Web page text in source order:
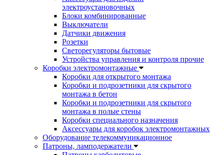
электроустановочных
Блоки комбинированные
Выключатели
Датчики движения
Розетки
Светорегуляторы бытовые
Устройства управления и контроля прочие
Коробки электромонтажные
Коробки для открытого монтажа
Коробки и подрозетники для скрытого
монтажа в бетон
Коробки и подрозетники для скрытого
монтажа в полые стены
Коробки специального назначения
Аксессуары для коробок электромонтажных
Оборудование телекоммуникационное
Патроны, ламподержатели